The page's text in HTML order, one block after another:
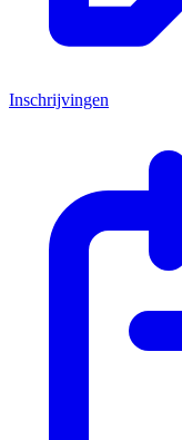
Inschrijvingen